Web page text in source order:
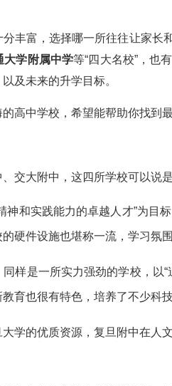
分丰富，选择哪一所往往让家
大学附属中学等“四大名校”，也
及未来的升学目标。
高中学校，希望能帮助你找到
交大附中，这四所学校可以说
神和实践能力的卓越人才”为
硬件设施也堪称一流，学习氛围
同样是一所实力强劲的学校，以
育也很有特色，培养了不少科技
大学的优质资源，复旦附中在